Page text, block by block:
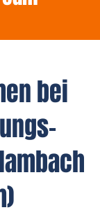
bei